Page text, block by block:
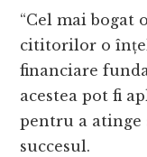
“Cel mai bogat
cititorilor o
financiare
acestea pot fi
pentru a atinge
succesul.